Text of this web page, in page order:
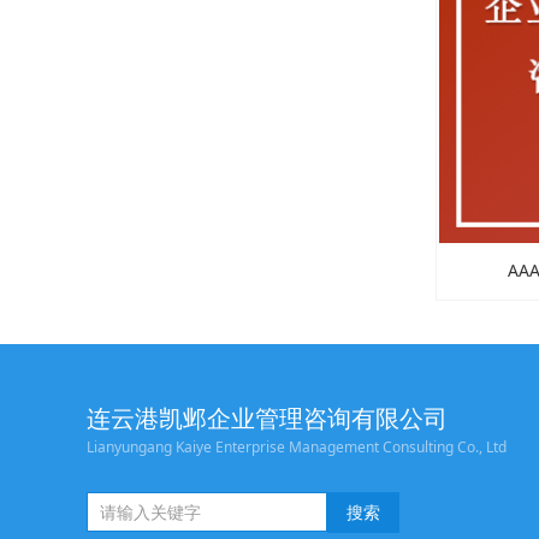
连云港凯邺企业管理咨询有限公司
Lianyungang Kaiye Enterprise Management Consulting Co., Ltd